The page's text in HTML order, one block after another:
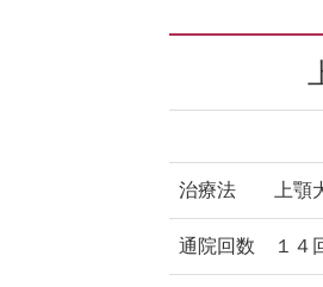
治療法 上
通院回数 １４